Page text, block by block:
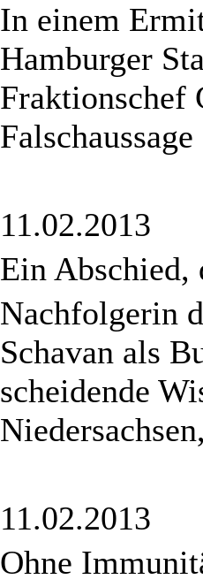
In einem
Hamburger
Fraktionschef
11.02.2013
Ein Abschied,
Nachfolgerin
Schavan als
scheidende
11.02.2013
Ohne